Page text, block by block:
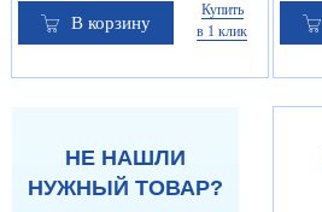
В корзину
Купить
в 1 клик
НЕ НАШЛИ
НУЖНЫЙ ТОВАР?